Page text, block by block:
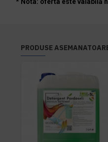
PRODUSE